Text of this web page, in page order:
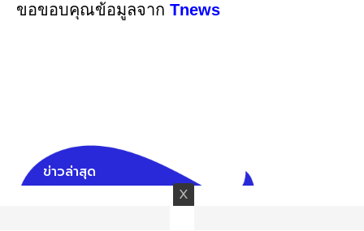
ขอขอบคุณข้อมูลจาก Tnews
ข่าวล่าสุด